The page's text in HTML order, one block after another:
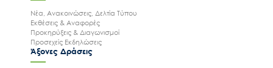
Νέα, Ανακοινώσεις, Δελτία Τύπου
Εκθέσεις & Αναφορές
Προκηρύξεις & Διαγωνισμοί
Προσεχείς Εκδηλώσεις
Άξονες Δράσεις